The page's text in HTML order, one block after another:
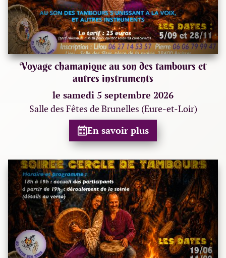
Voyage chamanique au son des tambours et
autres instruments
le samedi 5 septembre 2026
Salle des Fêtes de Brunelles (Eure-et-Loir)
En savoir plus